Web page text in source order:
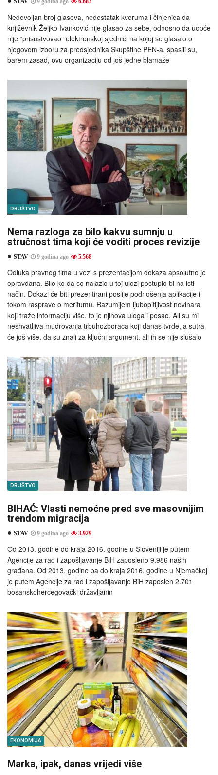
STAV 9 godina ago 6.683
Nedovoljan broj glasova, nedostatak kvoruma i činjenica da
književnik Željko Ivanković nije glasao za sebe, odnosno da uopće
nije “prisustvovao” elektronskoj sjednici na kojoj se glasalo o
njegovom izboru za predsjednika Skupštine PEN-a, spasili su,
barem zasad, ovu organizaciju od još jedne blamaže
DRUŠTVO
Nema razloga za bilo kakvu sumnju u
stručnost tima koji će voditi proces revizije
STAV 9 godina ago 5.568
Odluka pravnog tima u vezi s prezentacijom dokaza apsolutno je
opravdana. Bilo ko da se nalazio u toj ulozi postupio bi na isti
način. Dokazi će biti prezentirani poslije podnošenja aplikacije i
tokom rasprave o meritumu. Razumijem ljubopitljivost novinara
koji traže informaciju više, to je njihova uloga i posao. Ali su mi
neshvatljiva mudrovanja trbuhozboraca koji danas tvrde, a sutra
će još više, da su znali za ključni argument, ali ih se nije slušalo
DRUŠTVO
BIHAĆ: Vlasti nemoćne pred sve masovnijim
trendom migracija
STAV 9 godina ago 3.929
Od 2013. godine do kraja 2016. godine u Sloveniji je putem
Agencije za rad i zapošljavanje BiH zaposleno 9.986 naših
građana. Od 2013. godine pa do kraja 2016. godine u Njemačkoj
je putem Agencije za rad i zapošljavanje BiH zaposlen 2.701
bosanskohercegovački državljanin
EKONOMIJA
Marka, ipak, danas vrijedi više